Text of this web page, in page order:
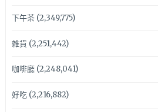
下午茶(2,349,775)
雜貨 (2,251,442)
咖啡廳(2,248,041)
好吃(2,216,882)